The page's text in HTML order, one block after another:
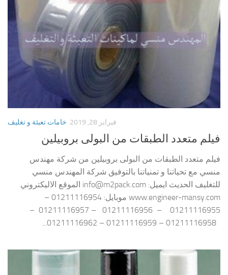
خامات تعبئة و تغليف فبراير 28, 2019
فيلم متعدد الطبقات من البولى بروبيلين
فيلم متعدد الطبقات من البولى بروبيلين من شركة مهندس
منسي مع تحياتنا و تمنياتنا بالتوفيق شركة المهندس منسي
للتغليف الحديث ايميل: info@m2pack.com الموقع الاليكتروني
www.engineer-mansy.com موبايل: 01211116954 –
01211116955 – 01211116956 – 01211116957 –